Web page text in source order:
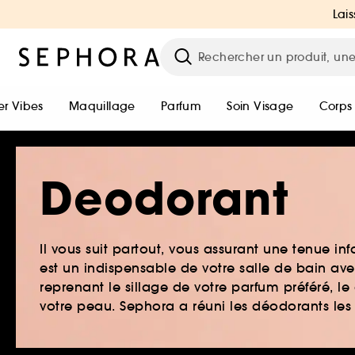
Vibes Maquillage Parfum Soin Visage
Deodorant
Il vous suit partout, vous assurant une tenue
est un indispensable de votre salle de bain
reprenant le sillage de votre parfum préféré,
votre peau. Sephora a réuni les déodorants